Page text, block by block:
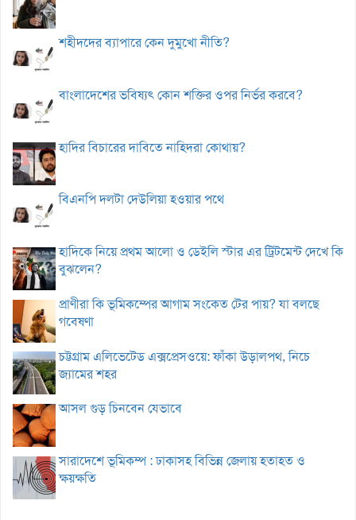
শহীদদের ব্যাপারে কেন দুমুখো নীতি?
বাংলাদেশের ভবিষ্যৎ কোন শক্তির ওপর নির্ভর করবে?
হাদির বিচারের দাবিতে নাহিদরা কোথায়?
বিএনপি দলটা দেউলিয়া হওয়ার পথে
হাদিকে নিয়ে প্রথম আলো ও ডেইলি স্টার এর ট্রিটমেন্ট দেখে কি
বুঝলেন?
প্রাণীরা কি ভূমিকম্পের আগাম সংকেত টের পায়? যা বলছে
গবেষণা
চট্টগ্রাম এলিভেটেড এক্সপ্রেসওয়ে: ফাঁকা উড়ালপথ, নিচে
জ্যামের শহর
আসল গুড় চিনবেন যেভাবে
সারাদেশে ভূমিকম্প : ঢাকাসহ বিভিন্ন জেলায় হতাহত ও
ক্ষয়ক্ষতি